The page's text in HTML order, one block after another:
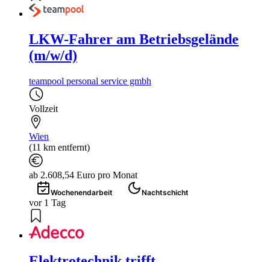
LKW-Fahrer am Betriebsgelände
(m/w/d)
teampool personal service gmbh
Vollzeit
Wien
(11 km entfernt)
ab 2.608,54 Euro pro Monat
Wochenendarbeit Nachtschicht
vor 1 Tag